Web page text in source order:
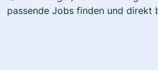
passende Jobs finden und direkt